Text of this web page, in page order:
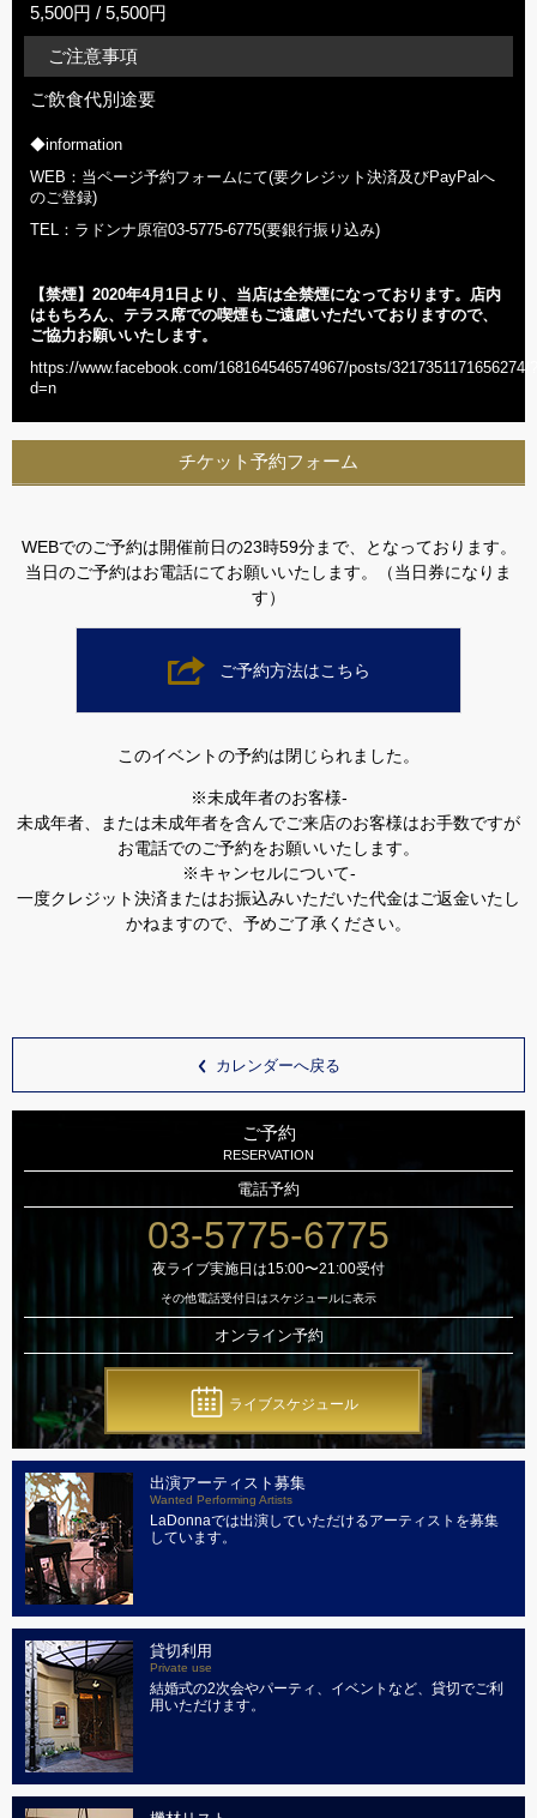
5,500円 / 5,500円
ご注意事項
ご飲食代別途要
◆information
WEB：当ページ予約フォームにて(要クレジット決済及びPayPalへ
のご登録)
TEL：ラドンナ原宿03-5775-6775(要銀行振り込み)
【禁煙】2020年4月1日より、当店は全禁煙になっております。店内
はもちろん、テラス席での喫煙もご遠慮いただいておりますので、
ご協力お願いいたします。
https://www.facebook.com/168164546574967/posts/3217351171656274/?
d=n
チケット予約フォーム
WEBでのご予約は開催前日の23時59分まで、となっております。
当日のご予約はお電話にてお願いいたします。（当日券になりま
す）
ご予約方法はこちら
このイベントの予約は閉じられました。
※未成年者のお客様-
未成年者、または未成年者を含んでご来店のお客様はお手数ですが
お電話でのご予約をお願いいたします。
※キャンセルについて-
一度クレジット決済またはお振込みいただいた代金はご返金いたし
かねますので、予めご了承ください。
カレンダーへ戻る
ご予約
RESERVATION
電話予約
03-5775-6775
夜ライブ実施日は15:00〜21:00受付
その他電話受付日はスケジュールに表示
オンライン予約
ライブスケジュール
出演アーティスト募集
Wanted Performing Artists
LaDonnaでは出演していただけるアーティストを募集
しています。
貸切利用
Private use
結婚式の2次会やパーティ、イベントなど、貸切でご利
用いただけます。